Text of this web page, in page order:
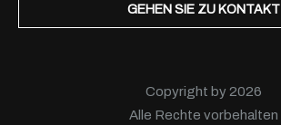
GEHEN SIE ZU KONTAKT
Copyright by 2026
Alle Rechte vorbehalten